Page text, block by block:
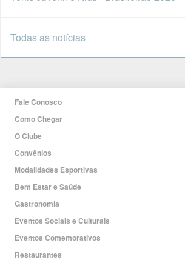
Todas as notícias
Fale Conosco
Como Chegar
O Clube
Convênios
Modalidades Esportivas
Bem Estar e Saúde
Gastronomia
Eventos Sociais e Culturais
Eventos Comemorativos
Restaurantes